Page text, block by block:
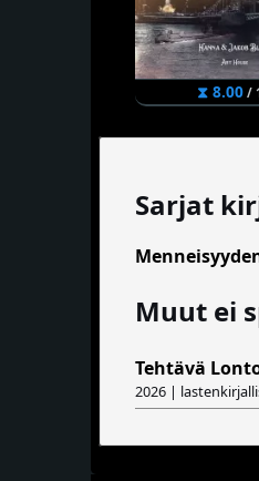
⧗ 8.00/
Sarjat
Muut ei
Tehtävä
2026 |